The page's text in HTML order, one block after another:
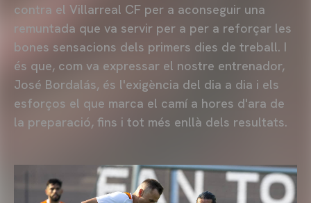
contra el Villarreal CF per a aconseguir una
remuntada que va servir per a per a reforçar les
bones sensacions dels primers dies de treball. I
és que, com va expressar el nostre entrenador,
José Bordalás, és l'exigència del dia a dia i els
esforços el que marca el camí a hores d'ara de
la preparació, fins i tot més enllà dels resultats.